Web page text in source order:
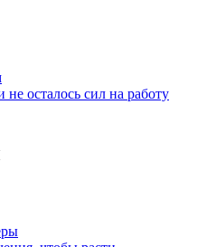
осталось сил на работу